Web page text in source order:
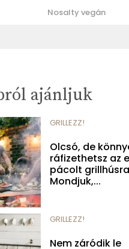
Nosalty vegán
ajánljuk
GRILLEZZ!
Olcsó, de
ráfizethetsz az
pácolt
Mondjuk,...
GRILLEZZ!
Nem záródik le